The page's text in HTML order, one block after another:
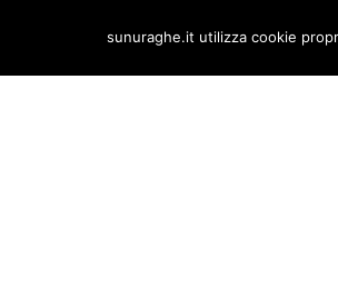
content
sunuraghe.it utilizza cookie